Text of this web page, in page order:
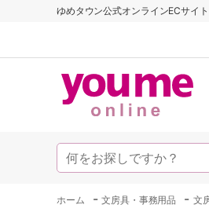
ゆめタウン公式オンラインECサイ
ホーム -文房具・事務用品 - 文